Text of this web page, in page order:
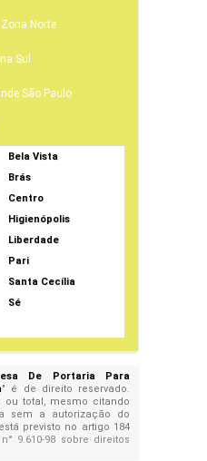
Zona Norte
Sul
São Paulo
Bela Vista
Brás
Centro
Higienópolis
Liberdade
Pari
Santa Cecília
Sé
De Portaria Para
" é de direito reservado.
ou total, mesmo citando
sem a autorização do
previsto no artigo 184
9.610-98 sobre direitos